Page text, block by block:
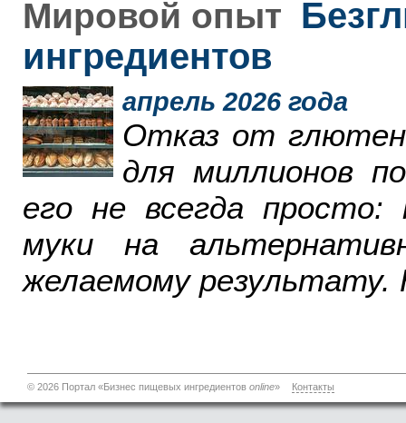
Мировой опыт
ингредиентов
апрель 2026 года
Отказ от
для миллионов
его не всегда просто:
муки на
желаемому результату.
© 2026 Портал «Бизнес пищевых ингредиентов online» Контакты